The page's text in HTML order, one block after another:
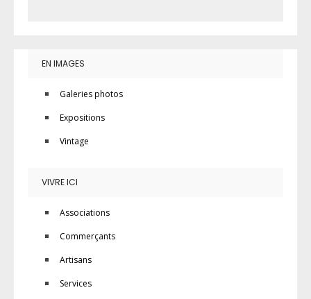
EN IMAGES
Galeries photos
Expositions
Vintage
VIVRE ICI
Associations
Commerçants
Artisans
Services